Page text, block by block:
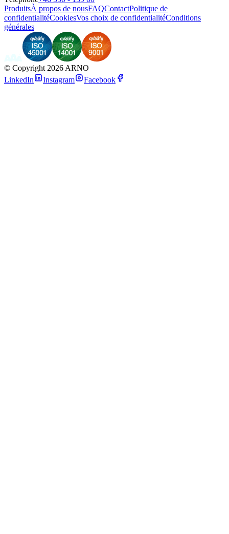
ProduitsÀ propos de nousFAQContactPolitique de
confidentialitéCookiesVos choix de confidentialitéConditions
générales
© Copyright 2026 ARNO
LinkedIn
Instagram Facebook